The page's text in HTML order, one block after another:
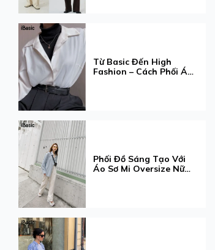
Từ Basic Đến High
Fashion – Cách Phối Áo
Phối Đồ Sáng Tạo Với
Áo Sơ Mi Oversize Nữ